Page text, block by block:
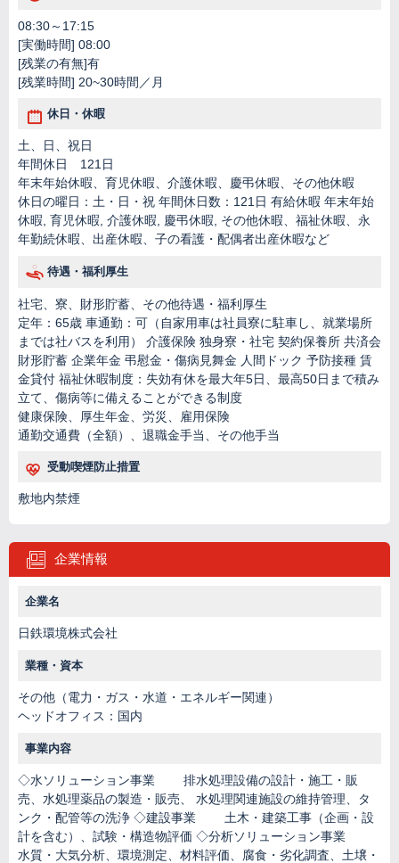
08:30～17:15
[実働時間] 08:00
[残業の有無]有
[残業時間] 20~30時間／月
休日・休暇
土、日、祝日
年間休日 121日
年末年始休暇、育児休暇、介護休暇、慶弔休暇、その他休暇
休日の曜日：土・日・祝 年間休日数：121日 有給休暇 年末年始
休暇, 育児休暇, 介護休暇, 慶弔休暇, その他休暇、福祉休暇、永
年勤続休暇、出産休暇、子の看護・配偶者出産休暇など
待遇・福利厚生
社宅、寮、財形貯蓄、その他待遇・福利厚生
定年：65歳 車通勤：可（自家用車は社員寮に駐車し、就業場所
までは社バスを利用） 介護保険 独身寮・社宅 契約保養所 共済会
財形貯蓄 企業年金 弔慰金・傷病見舞金 人間ドック 予防接種 賃
金貸付 福祉休暇制度：失効有休を最大年5日、最高50日まで積み
立て、傷病等に備えることができる制度
健康保険、厚生年金、労災、雇用保険
通勤交通費（全額）、退職金手当、その他手当
受動喫煙防止措置
敷地内禁煙
企業情報
企業名
日鉄環境株式会社
業種・資本
その他（電力・ガス・水道・エネルギー関連）
ヘッドオフィス：国内
事業内容
◇水ソリューション事業 排水処理設備の設計・施工・販
売、水処理薬品の製造・販売、 水処理関連施設の維持管理、タ
ンク・配管等の洗浄 ◇建設事業 土木・建築工事（企画・設
計を含む）、試験・構造物評価 ◇分析ソリューション事業
水質・大気分析、環境測定、材料評価、腐食・劣化調査、土壌・